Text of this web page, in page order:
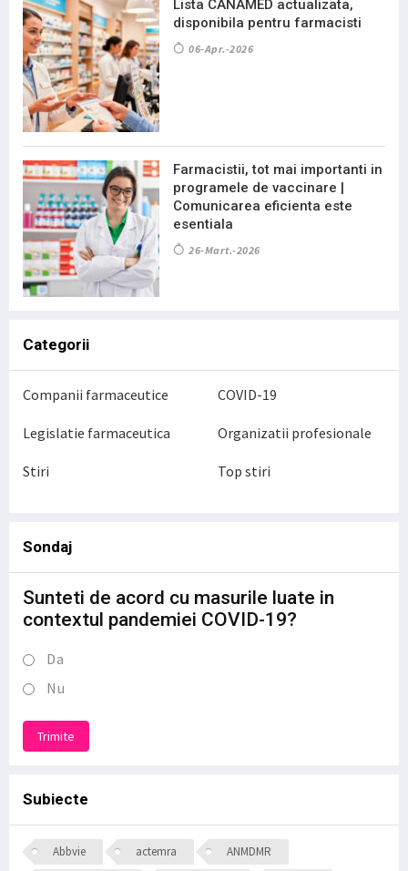
Lista CANAMED actualizata,
disponibila pentru farmacisti
06-Apr.-2026
Farmacistii, tot mai importanti in
programele de vaccinare |
Comunicarea eficienta este
esentiala
26-Mart.-2026
Categorii
Companii farmaceutice COVID-19
Legislatie farmaceutica Organizatii profesionale
Stiri Top stiri
Sondaj
Sunteti de acord cu masurile luate in
contextul pandemiei COVID-19?
Da
Nu
Trimite
Subiecte
Abbvie actemra
ANMDMR